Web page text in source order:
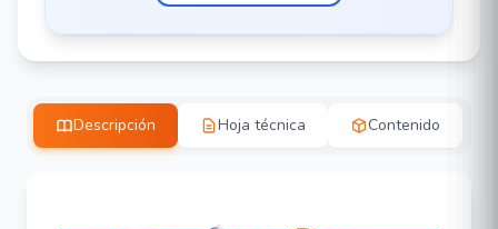
Descripción Hoja técnica Contenido